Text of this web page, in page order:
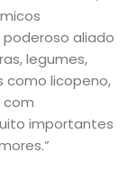
aliado
legumes,
como licopeno,
com
importantes